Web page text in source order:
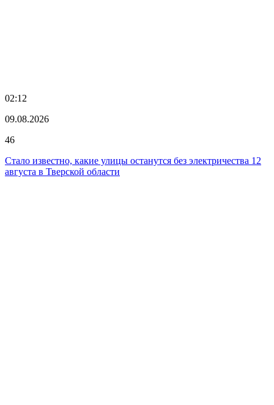
02:12
09.08.2026
46
Стало известно, какие улицы останутся без электричества 12
августа в Тверской области